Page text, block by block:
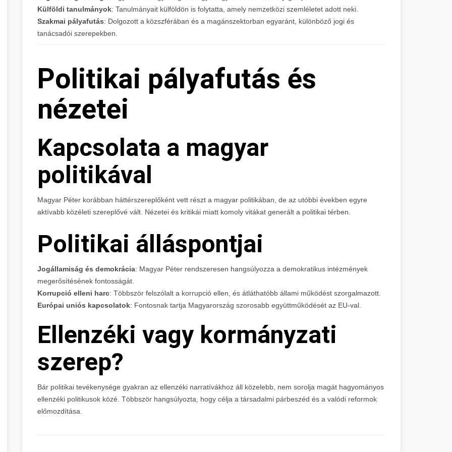
Külföldi tanulmányok: Tanulmányait külföldön is folytatta, amely nemzetközi szemléletet adott neki.
Szakmai pályafutás: Dolgozott a közszférában és a magánszektorban egyaránt, különböző jogi és
tanácsadói szerepekben.
Politikai pályafutás és
nézetei
Kapcsolata a magyar
politikával
Magyar Péter korábban háttérszereplőként vett részt a magyar politikában, de az utóbbi években egyre
aktívabb közéleti szereplővé vált. Nézetei és kritikái miatt komoly vitákat generált a politikai térben.
Politikai álláspontjai
Jogállamiság és demokrácia: Magyar Péter rendszeresen hangsúlyozza a demokratikus intézmények
megerősítésének fontosságát.
Korrupció elleni harc: Többször felszólalt a korrupció ellen, és átláthatóbb állami működést szorgalmazott.
Európai uniós kapcsolatok: Fontosnak tartja Magyarország szorosabb együttműködését az EU-val.
Ellenzéki vagy kormányzati
szerep?
Bár politikai tevékenysége gyakran az ellenzéki narratívákhoz áll közelebb, nem sorolja magát hagyományos
ellenzéki politikusok közé. Többször hangsúlyozta, hogy célja a társadalmi párbeszéd és a valódi reformok
előmozdítása.